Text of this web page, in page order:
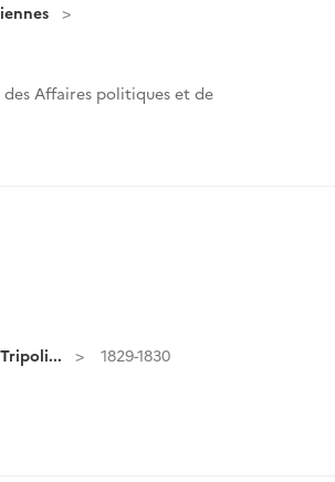
Affaires politiques et de
1829-1830